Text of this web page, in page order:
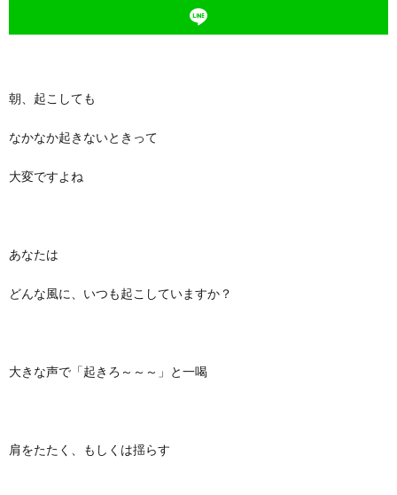
朝、起こしても
なかなか起きないときって
大変ですよね
あなたは
どんな風に、いつも起こしていますか？
大きな声で「起きろ～～～」と一喝
肩をたたく、もしくは揺らす